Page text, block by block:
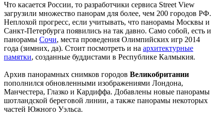
Что касается России, то разработчики сервиса Street View
загрузили множество панорам для более, чем 200 городов РФ.
Неплохой прогресс, если учитывать, что панорамы Москвы и
Санкт-Петербурга появились на так давно. Само собой, есть и
панорамы Сочи, места проведения Олимпийских игр 2014
года (зимних, да). Стоит посмотреть и на архитектурные
памятки, созданные буддистами в Республике Калмыкия.
Архив панорамных снимков городов Великобритании
пополнился обновленными изображениями Лондона,
Манчестера, Глазко и Кардиффа. Добавлены новые панорамы
шотландской береговой линии, а также панорамы некоторых
частей Южного Уэльса.